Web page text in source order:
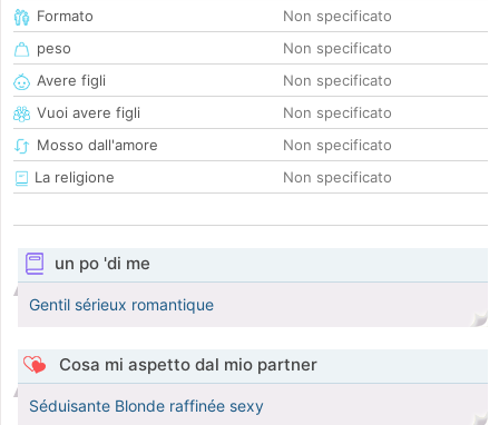
Formato
Non specificato
peso
Non specificato
Avere figli
Non specificato
Vuoi avere figli
Non specificato
Mosso dall'amore
Non specificato
La religione
Non specificato
un po 'di me
Gentil sérieux romantique
Cosa mi aspetto dal mio partner
Séduisante Blonde raffinée sexy